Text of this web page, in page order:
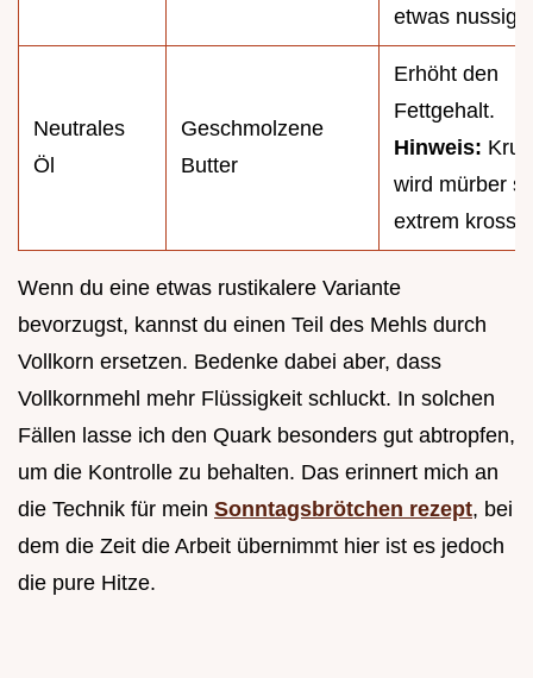
etwas
Neutrales
Öl
Geschmolzene
Butter
Erhöht den
Fettgehalt.
Hinweis:
wird mürber
extrem kross
Wenn du eine etwas rustikalere Variante
bevorzugst, kannst du einen Teil des Mehls durch
Vollkorn ersetzen. Bedenke dabei aber, dass
Vollkornmehl mehr Flüssigkeit schluckt. In solchen
Fällen lasse ich den Quark besonders gut abtropfen,
um die Kontrolle zu behalten. Das erinnert mich an
die Technik für mein Sonntagsbrötchen rezept, bei
dem die Zeit die Arbeit übernimmt hier ist es jedoch
die pure Hitze.